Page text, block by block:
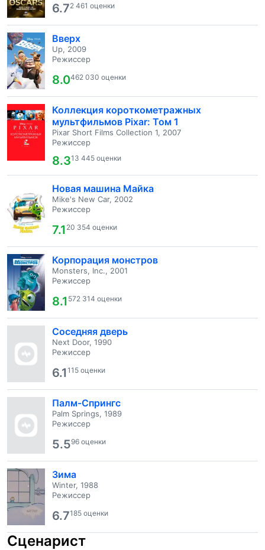
6.72 461 оценки
Вверх
Up, 2009
Режиссер
8.0462 030 оценки
Коллекция короткометражных
мультфильмов Pixar: Том 1
Pixar Short Films Collection 1, 2007
Режиссер
8.313 445 оценки
Новая машина Майка
Mike's New Car, 2002
Режиссер
7.1 20 354 оценки
Корпорация монстров
Monsters, Inc., 2001
Режиссер
8.1 572 314 оценки
Соседняя дверь
Next Door, 1990
Режиссер
6.1115 оценки
Палм-Спрингс
Palm Springs, 1989
Режиссер
5.596 оценки
Зима
Winter, 1988
Режиссер
6.7185 оценки
Сценарист